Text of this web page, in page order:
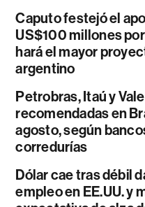
Caputo festejó el
US$100 millones
hará el mayor
argentino
Petrobras, Itaú y
recomendadas en
agosto, según
corredurías
Dólar cae tras débil
empleo en EE.UU. y